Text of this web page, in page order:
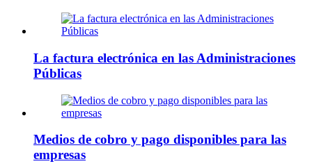
La factura electrónica en las Administraciones
Públicas
Medios de cobro y pago disponibles para las
empresas